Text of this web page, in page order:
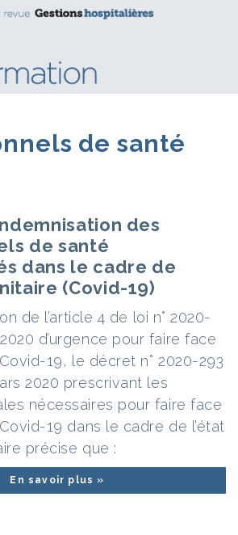
de santé
des
de santé
dans le cadre de
(Covid-19)
de l’article 4 de loi n° 2020-
d’urgence pour faire face
19, le décret n° 2020-293
2020 prescrivant les
nécessaires pour faire face
19 dans le cadre de l’état
précise que :
En savoir plus »